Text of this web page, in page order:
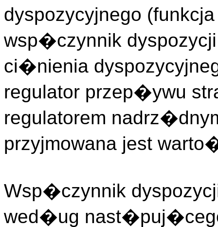
dyspozycyjnego
wsp�czynnik
ci�nienia
regulator przep�ywu
regulatorem
przyjmowana jest
Wsp�czynnik
wed�ug